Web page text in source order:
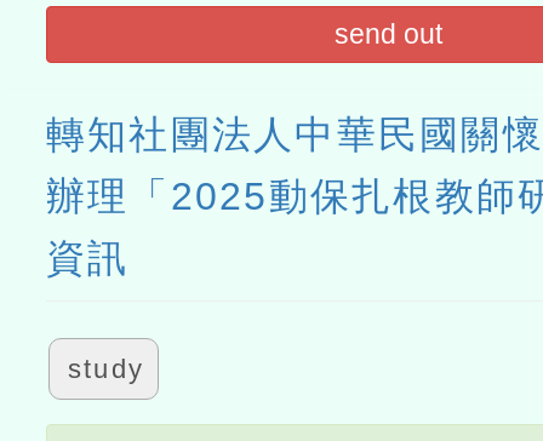
send out
轉知社團法人中華民國關
辦理「2025動保扎根教師
資訊
study